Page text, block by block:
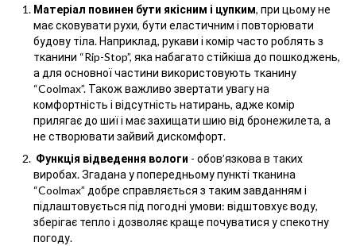
Матеріал повинен бути якісним і цупким, при цьому не
має сковувати рухи, бути еластичним і повторювати
будову тіла. Наприклад, рукави і комір часто роблять з
тканини “Rip-Stop”, яка набагато стійкіша до пошкоджень,
а для основної частини використовують тканину
“Coolmax”. Також важливо звертати увагу на
комфортність і відсутність натирань, адже комір
прилягає до шиї і має захищати шию від бронежилета, а
не створювати зайвий дискомфорт.
Функція відведення вологи - обов’язкова в таких
виробах. Згадана у попередньому пункті тканина
“Coolmax” добре справляється з таким завданням і
підлаштовується під погодні умови: відштовхує воду,
зберігає тепло і дозволяє краще почуватися у спекотну
погоду.